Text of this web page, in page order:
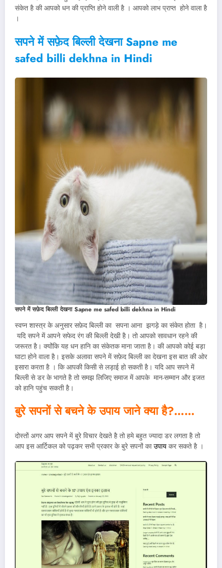
संकेत है की आपको धन की प्राप्ति होने वाली है । आपको लाभ प्राप्त होने वाला है
।
सपने में सफ़ेद बिल्ली देखना Sapne me
safed billi dekhna in Hindi
सपने में सफ़ेद बिल्ली देखना Sapne me safed billi dekhna in Hindi
स्वप्न शास्त्र के अनुसार सफ़ेद बिल्ली का सपना आना झगड़े का संकेत होता है।
यदि सपने में आपने सफेद रंग की बिल्ली देखी है। तो आपको सावधान रहने की
जरूरत है। क्योंकि यह धन हानि का संकेतक माना जाता है। की आपको कोई बड़ा
घाटा होने वाला है। इसके अलावा सपने में सफ़ेद बिल्ली का देखना इस बात की ओर
इसारा करता है । कि आपकी किसी से लड़ाई हो सकती है। यदि आप सपने में
बिल्ली से डर के भागते है तो समझ लिजिए समाज में आपके मान-सम्मान और इजत
को हानि पहुंच सकती है।
बुरे सपनों से बचने के उपाय जाने क्या है?……
दोस्तों अगर आप सपने में बुरे विचार देखते है तो हमे बहुत ज्यादा डर लगता है तो
आप इस आर्टिकल को पढ़कर सभी प्रकार के बुरे सपनों काउपाय कर सकते है ।